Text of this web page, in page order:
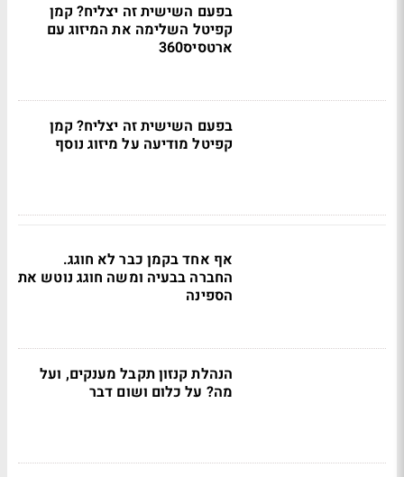
בפעם השישית זה יצליח? קמן
קפיטל השלימה את המיזוג עם
ארטסיס360
בפעם השישית זה יצליח? קמן
קפיטל מודיעה על מיזוג נוסף
אף אחד בקמן כבר לא חוגג.
החברה בבעיה ומשה חוגג נוטש את
הספינה
הנהלת קנזון תקבל מענקים, ועל
מה? על כלום ושום דבר